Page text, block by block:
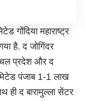
गोंदिया महाराष्ट्र
है. द जोगिंदर
प्रदेश और द
पंजाब 1-1 लाख
ही द बारामुल्ला सेंटर